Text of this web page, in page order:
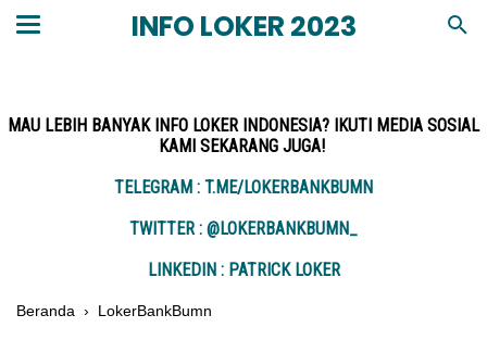
INFO LOKER 2023
MAU LEBIH BANYAK INFO LOKER INDONESIA? IKUTI MEDIA SOSIAL
KAMI SEKARANG JUGA!
TELEGRAM : T.ME/LOKERBANKBUMN
TWITTER : @LOKERBANKBUMN_
LINKEDIN : PATRICK LOKER
Beranda › LokerBankBumn